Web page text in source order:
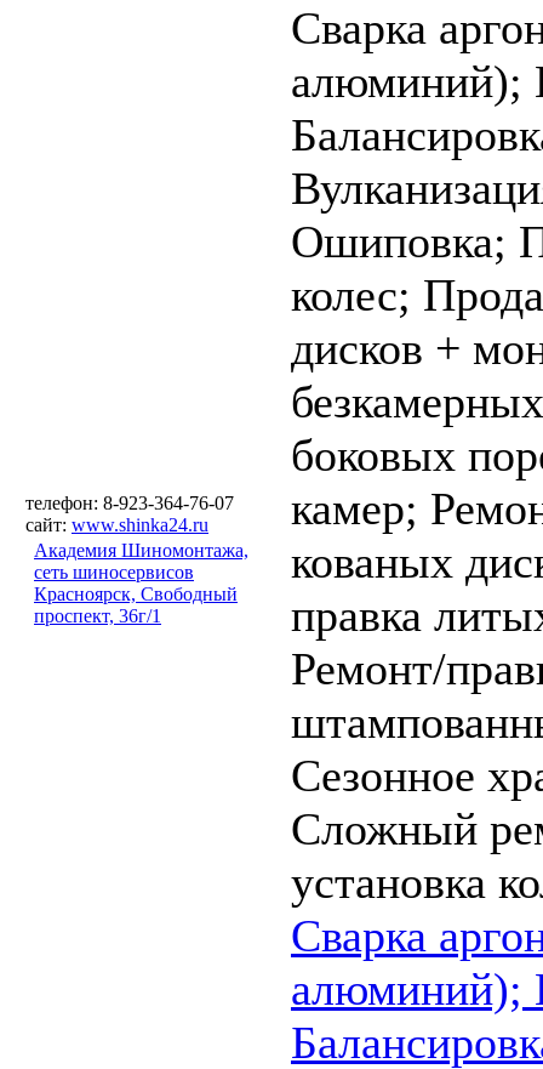
телефон: 8-923-364-76-07
сайт: www.shinka24.ru
Академия Шиномонтажа,
сеть шиносервисов
Красноярск, Свободный
проспект, 36г/1
Cварка
алюминий);
Ошиповка;
колес;
дисков +
боковых
камер;
кованых
правка
Ремонт/
Сезонное
Сложный
установка
Cварка
алюминий);